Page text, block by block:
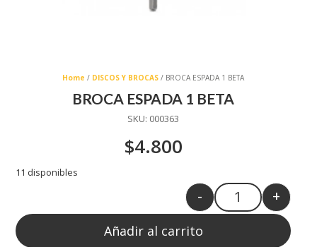
Home / DISCOS Y BROCAS / BROCA ESPADA 1 BETA
BROCA ESPADA 1 BETA
SKU: 000363
$4.800
11 disponibles
Quantity
- +
Añadir al carrito